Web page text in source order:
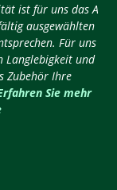
ist für uns das A
ausgewählten
Für uns
Langlebigkeit und
Zubehör Ihre
Sie mehr